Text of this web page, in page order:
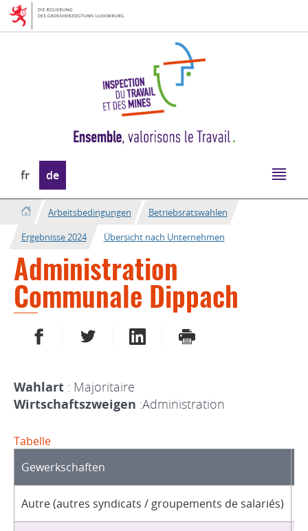
Zur
Navigation
Zum
Inhalt
Sprache
wechseln
fr de
Arbeitsbedingungen
Betriebsratswahlen
Ergebnisse 2024
Übersicht nach Unternehmen
Administration
Communale Dippach
AUF FACEBOOK TEILENAUF TWITTER TEILENAUF LINKEDIN TEILEN
DRUCKEN
Wahlart : Majoritaire
Wirtschaftszweigen :Administration
Tabelle
Gewerkschaften
Autre (autres syndicats / groupements de salariés)